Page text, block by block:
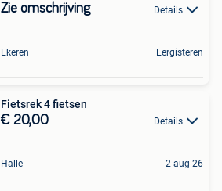
Zie omschrijving Details
Ekeren Eergisteren
Fietsrek 4 fietsen
€ 20,00 Details
Halle 2 aug 26